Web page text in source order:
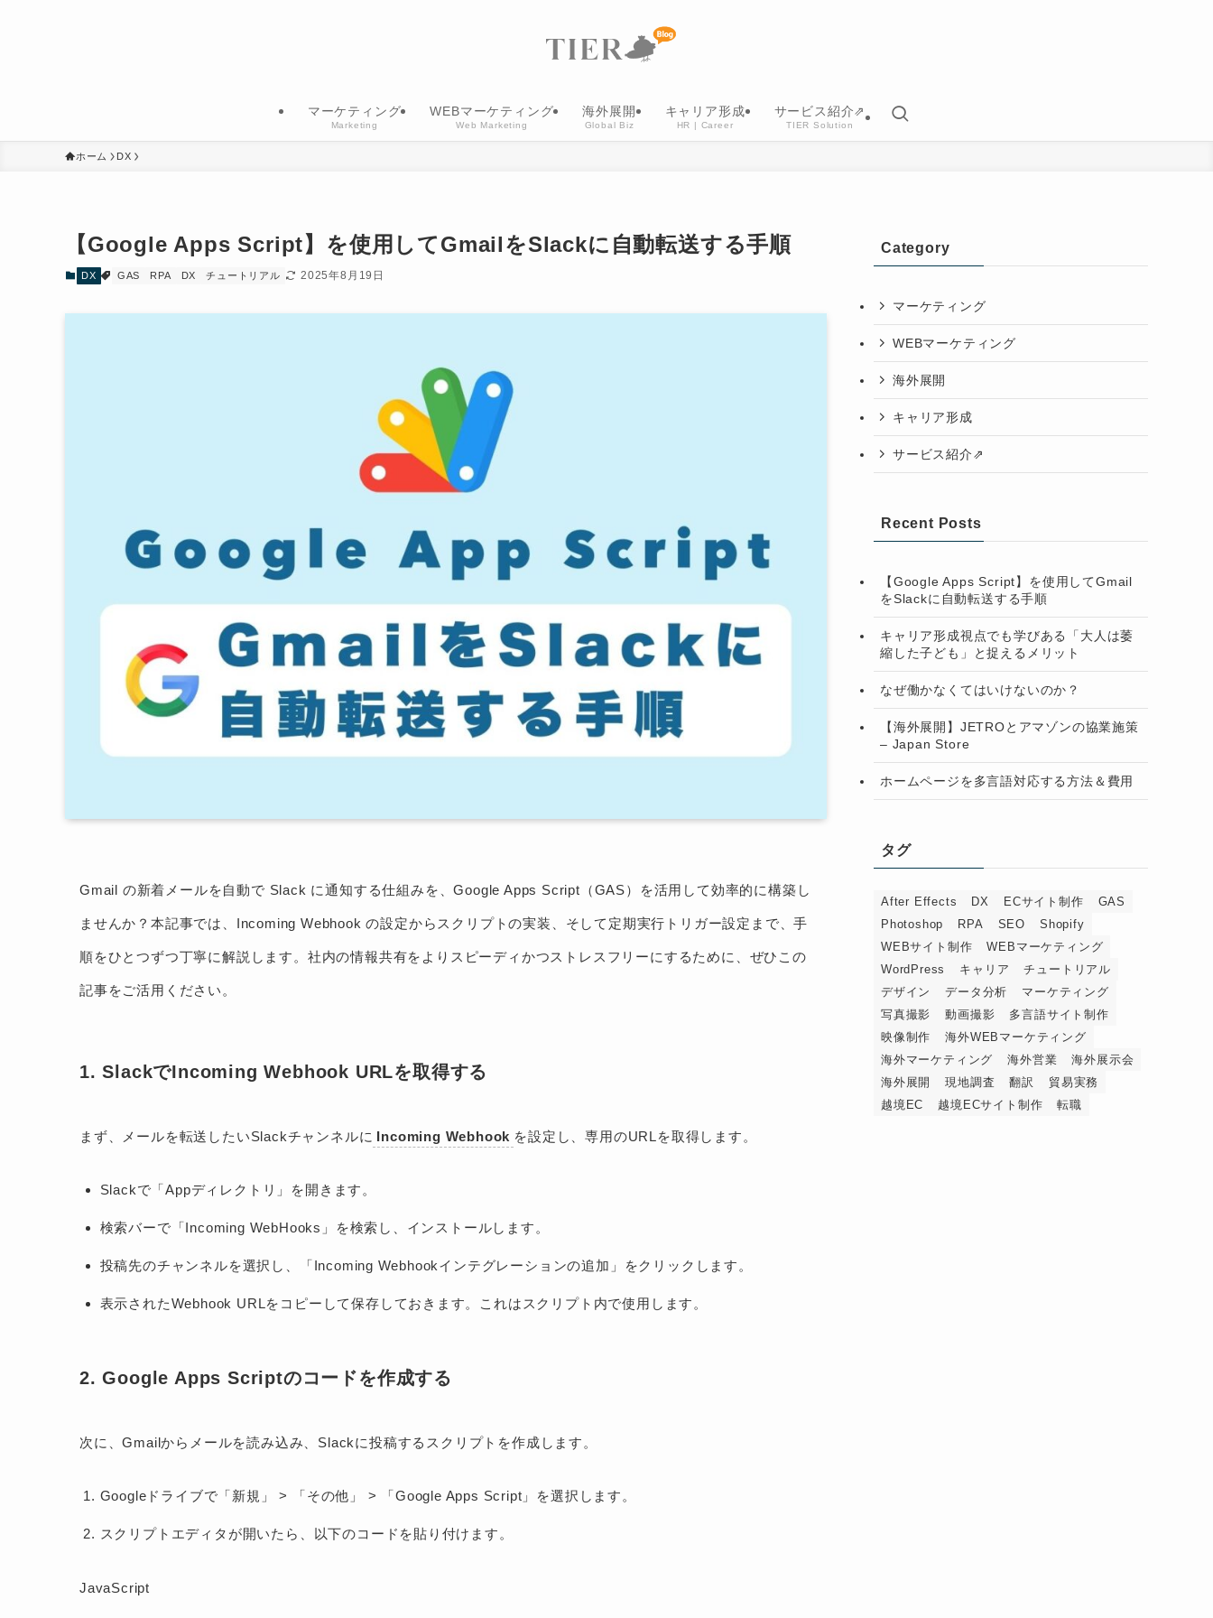
マーケティング
Marketing
WEBマーケティング
Web Marketing
海外展開
Global Biz
キャリア形成
HR | Career
サービス紹介⇗
TIER Solution
ホーム DX
【Google Apps Script】を使用してGmailをSlackに自動転送する手順
DX GAS RPA DX チュートリアル 2025年8月19日
Gmail の新着メールを自動で Slack に通知する仕組みを、Google Apps Script（GAS）を活用して効率的に構築し
ませんか？本記事では、Incoming Webhook の設定からスクリプトの実装、そして定期実行トリガー設定まで、手
順をひとつずつ丁寧に解説します。社内の情報共有をよりスピーディかつストレスフリーにするために、ぜひこの
記事をご活用ください。
1. SlackでIncoming Webhook URLを取得する
まず、メールを転送したいSlackチャンネルに Incoming Webhook を設定し、専用のURLを取得します。
Slackで「Appディレクトリ」を開きます。
検索バーで「Incoming WebHooks」を検索し、インストールします。
投稿先のチャンネルを選択し、「Incoming Webhookインテグレーションの追加」をクリックします。
表示されたWebhook URLをコピーして保存しておきます。これはスクリプト内で使用します。
2. Google Apps Scriptのコードを作成する
次に、Gmailからメールを読み込み、Slackに投稿するスクリプトを作成します。
Googleドライブで「新規」 > 「その他」 > 「Google Apps Script」を選択します。
スクリプトエディタが開いたら、以下のコードを貼り付けます。
JavaScript
Category
マーケティング
WEBマーケティング
海外展開
キャリア形成
サービス紹介⇗
Recent Posts
【Google Apps Script】を使用してGmail
をSlackに自動転送する手順
キャリア形成視点でも学びある「大人は萎
縮した子ども」と捉えるメリット
なぜ働かなくてはいけないのか？
【海外展開】JETROとアマゾンの協業施策
– Japan Store
ホームページを多言語対応する方法＆費用
タグ
After Effects DX ECサイト制作
GAS
Photoshop
RPA SEO
Shopify
WEBサイト制作
WEBマーケティング
WordPress
キャリア
チュートリアル
デザイン
データ分析
マーケティング
写真撮影
動画撮影
多言語サイト制作
映像制作
海外WEBマーケティング
海外マーケティング
海外営業
海外展示会
海外展開
現地調査 翻訳
貿易実務
越境EC
越境ECサイト制作 転職